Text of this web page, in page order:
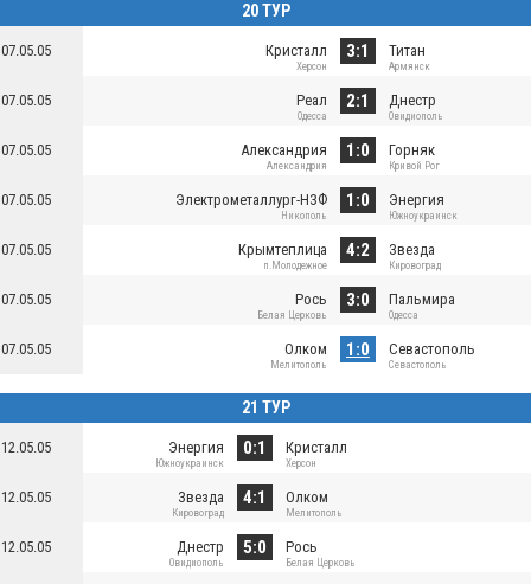
20 ТУР
07.05.05 Кристалл
Херсон
3:1 Титан
Армянск
07.05.05 Реал
Одесса
2:1 Днестр
Овидиополь
07.05.05 Александрия
Александрия
1:0 Горняк
Кривой Рог
07.05.05 Электрометаллург-НЗФ
Никополь
1:0 Энергия
Южноукраинск
07.05.05 Крымтеплица
п.Молодежное
4:2 Звезда
Кировоград
07.05.05 Рось
Белая Церковь
3:0 Пальмира
Одесса
07.05.05 Олком
Мелитополь
1:0 Севастополь
Севастополь
21 ТУР
12.05.05 Энергия
Южноукраинск
0:1 Кристалл
Херсон
12.05.05 Звезда
Кировоград
4:1 Олком
Мелитополь
12.05.05 Днестр
Овидиополь
5:0 Рось
Белая Церковь